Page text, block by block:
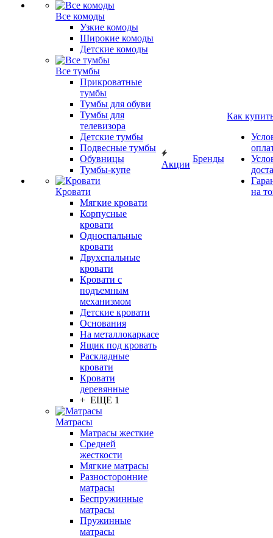
Все комоды
Узкие комоды
Широкие комоды
Детские комоды
Все тумбы
Прикроватные
тумбы
Тумбы для обуви
Тумбы для
телевизора
Детские тумбы
Подвесные тумбы
Обувницы
Тумбы-купе
Кровати
Мягкие кровати
Корпусные
кровати
Односпальные
кровати
Двухспальные
кровати
Кровати с
подъемным
механизмом
Детские кровати
Основания
На металлокаркасе
Ящик под кровать
Раскладные
кровати
Кровати
деревянные
+ ЕЩЕ 1
Матрасы
Матрасы жесткие
Средней
жесткости
Мягкие матрасы
Разносторонние
матрасы
Беспружинные
матрасы
Пружинные
матрасы
Акции
Бренды
Как
на